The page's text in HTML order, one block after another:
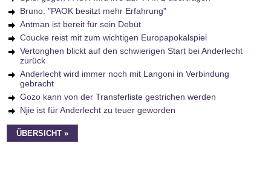
Bruno: "PAOK besitzt mehr Erfahrung"
Antman ist bereit für sein Debüt
Coucke reist mit zum wichtigen Europapokalspiel
Vertonghen blickt auf den schwierigen Start bei Anderlecht
zurück
Anderlecht wird immer noch mit Langoni in Verbindung
gebracht
Gozo kann von der Transferliste gestrichen werden
Njie ist für Anderlecht zu teuer geworden
ÜBERSICHT »